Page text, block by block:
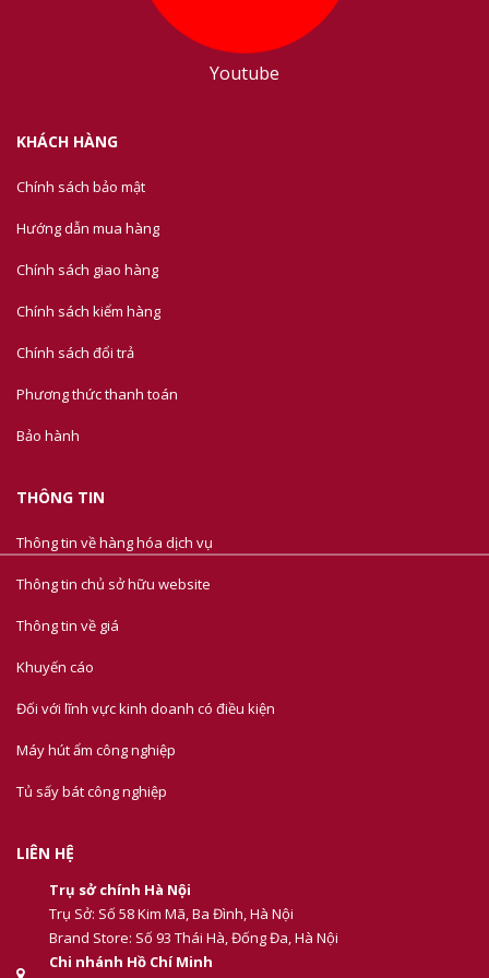
Youtube
KHÁCH HÀNG
Chính sách bảo mật
Hướng dẫn mua hàng
Chính sách giao hàng
Chính sách kiểm hàng
Chính sách đổi trả
Phương thức thanh toán
Bảo hành
THÔNG TIN
Thông tin về hàng hóa dịch vụ
Thông tin chủ sở hữu website
Thông tin về giá
Khuyến cáo
Đối với lĩnh vực kinh doanh có điều kiện
Máy hút ẩm công nghiệp
Tủ sấy bát công nghiệp
LIÊN HỆ
Trụ sở chính Hà Nội
Trụ Sở: Số 58 Kim Mã, Ba Đình, Hà Nội
Brand Store: Số 93 Thái Hà, Đống Đa, Hà Nội
Chi nhánh Hồ Chí Minh